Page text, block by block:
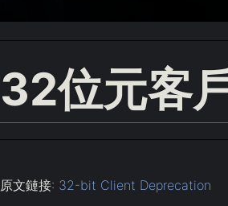
32位元客
原文鏈接: 32-bit Client Deprecation